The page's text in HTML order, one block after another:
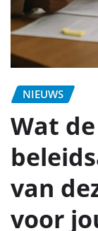
NIEUWS
Wat
van
voor